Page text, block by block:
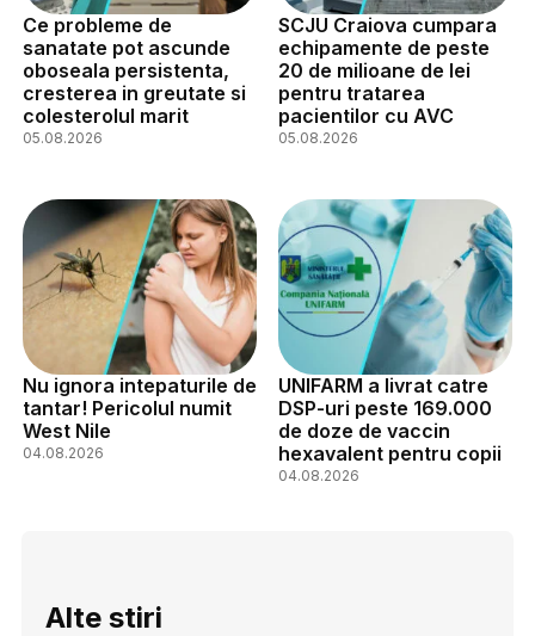
Ce probleme de
sanatate pot ascunde
oboseala persistenta,
cresterea in greutate si
colesterolul marit
05.08.2026
SCJU Craiova cumpara
echipamente de peste
20 de milioane de lei
pentru tratarea
pacientilor cu AVC
05.08.2026
Nu ignora intepaturile de
tantar! Pericolul numit
West Nile
04.08.2026
UNIFARM a livrat catre
DSP-uri peste 169.000
de doze de vaccin
hexavalent pentru copii
04.08.2026
Alte stiri